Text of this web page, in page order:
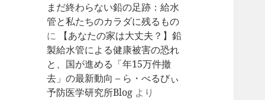
まだ終わらない鉛の足跡：給水
管と私たちのカラダに残るもの
に
【あなたの家は大丈夫？】鉛
製給水管による健康被害の恐れ
と、国が進める「年15万件撤
去」の最新動向 – ら・べるびぃ
予防医学研究所Blog より